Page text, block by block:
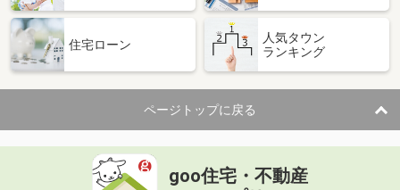
住宅ローン
人気タウン
ランキング
ページトップに戻る
goo住宅・不動産